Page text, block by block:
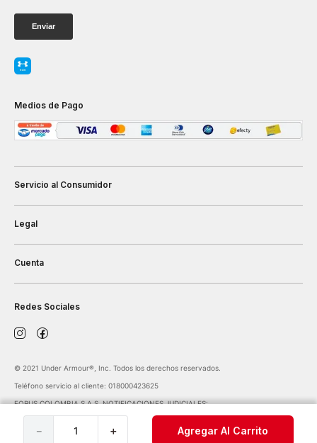
＋
－ Agregar Al Carrito
Medios de Pago
Servicio al Consumidor
Legal
Cuenta
Redes Sociales
©️ 2021 Under Armour®️, Inc. Todos los derechos reservados.
Teléfono servicio al cliente: 018000423625
FORUS COLOMBIA S.A.S. NOTIFICACIONES JUDICIALES:
notificaciones@forus.com.co
| Av. Carrera 45 Nº 108-27 BOGOTÁ COLOMBIA